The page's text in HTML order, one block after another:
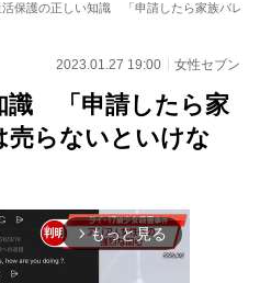
活保護の正しい知識 「申請したら家族バレ」
2023.01.27 19:00 女性セブン
識 「申請したら家
売らないといけな
arrow_forward_ios もっと見る